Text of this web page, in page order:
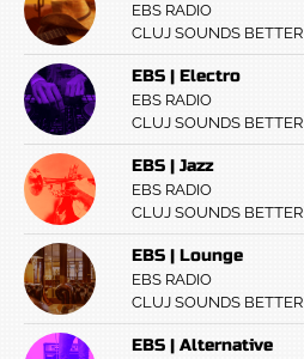
EBS RADIO
CLUJ SOUNDS BETTER
EBS | Electro
EBS RADIO
CLUJ SOUNDS BETTER
EBS | Jazz
EBS RADIO
CLUJ SOUNDS BETTER
EBS | Lounge
EBS RADIO
CLUJ SOUNDS BETTER
EBS | Alternative